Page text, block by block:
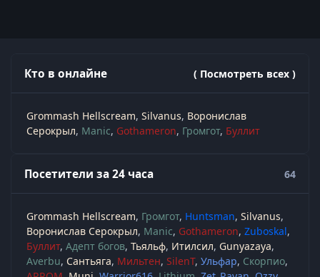
Кто в онлайне ( Посмотреть всех )
Grommash Hellscream Silvanus Воронислав
Серокрыл Manic Gothameron Громгот Буллит
Посетители за 24 часа 64
Grommash Hellscream Громгот Huntsman Silvanus
Воронислав Серокрыл Manic Gothameron Zuboskal
Буллит Адепт богов Тьяльф Итилсил Gunyazaya
Averbu Сантьяга Мильтен SilenT Ульфар Скорпио